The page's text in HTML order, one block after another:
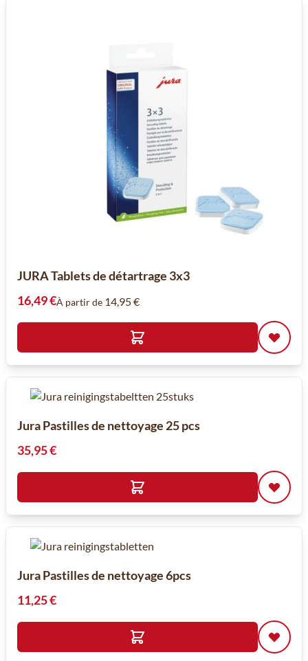
JURA Tablets de détartrage 3x3
16,49 €À partir de 14,95 €
Jura Pastilles de nettoyage 25 pcs
35,95 €
Jura Pastilles de nettoyage 6pcs
11,25 €